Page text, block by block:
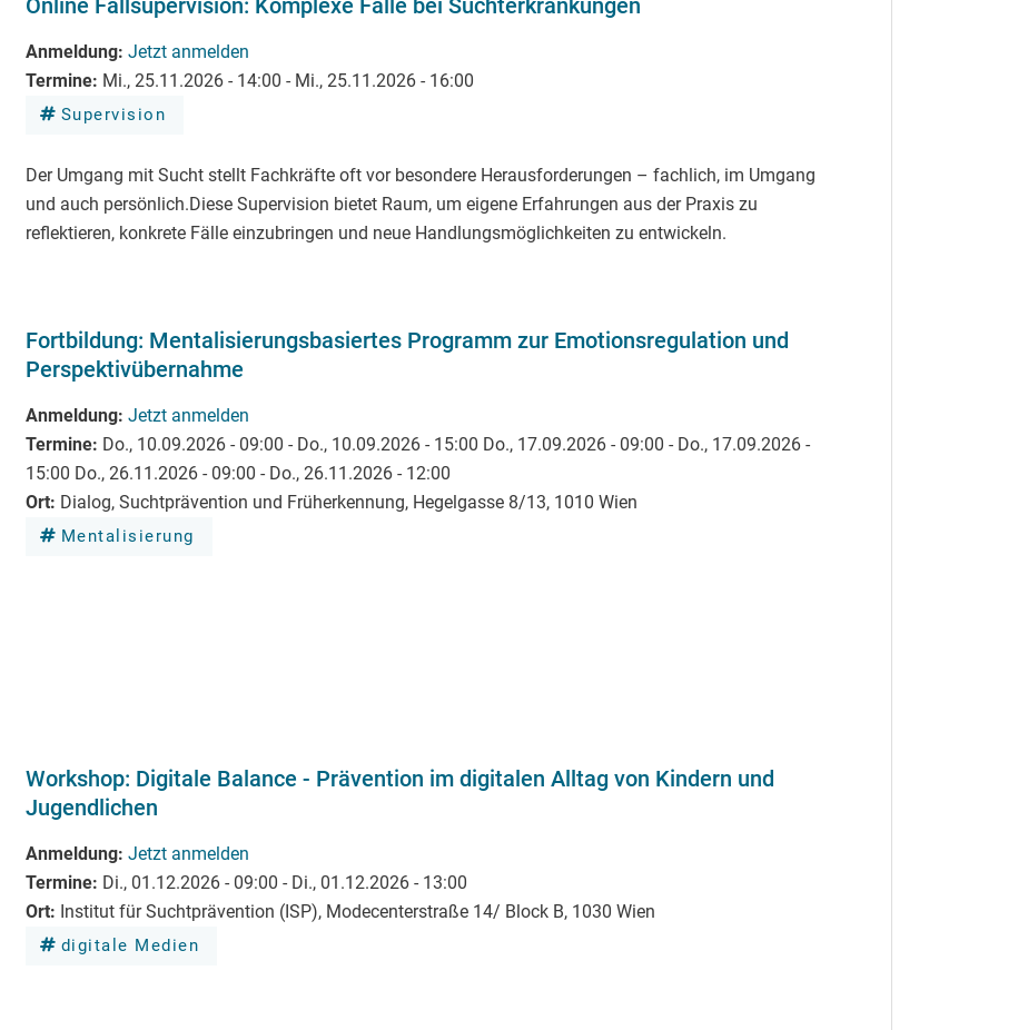
Online Fallsupervision: Komplexe Fälle bei Suchterkrankungen
Anmeldung Jetzt anmelden
Termine Mi., 25.11.2026 - 14:00 - Mi., 25.11.2026 - 16:00
Supervision
Der Umgang mit Sucht stellt Fachkräfte oft vor besondere Herausforderungen – fachlich, im Umgang
und auch persönlich.Diese Supervision bietet Raum, um eigene Erfahrungen aus der Praxis zu
reflektieren, konkrete Fälle einzubringen und neue Handlungsmöglichkeiten zu entwickeln.
Fortbildung: Mentalisierungsbasiertes Programm zur Emotionsregulation und
Perspektivübernahme
Anmeldung Jetzt anmelden
Termine Do., 10.09.2026 - 09:00 - Do., 10.09.2026 - 15:00 Do., 17.09.2026 - 09:00 - Do., 17.09.2026 -
15:00 Do., 26.11.2026 - 09:00 - Do., 26.11.2026 - 12:00
Ort Dialog, Suchtprävention und Früherkennung, Hegelgasse 8/13, 1010 Wien
Mentalisierung
Workshop: Digitale Balance - Prävention im digitalen Alltag von Kindern und
Jugendlichen
Anmeldung Jetzt anmelden
Termine Di., 01.12.2026 - 09:00 - Di., 01.12.2026 - 13:00
Ort Institut für Suchtprävention (ISP), Modecenterstraße 14/ Block B, 1030 Wien
digitale Medien